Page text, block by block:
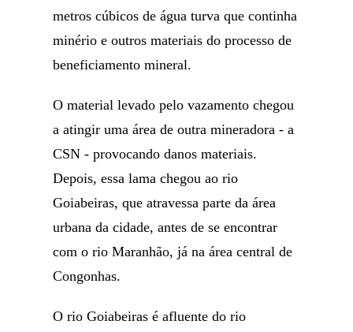
metros cúbicos de água turva que continha
minério e outros materiais do processo de
beneficiamento mineral.
O material levado pelo vazamento chegou
a atingir uma área de outra mineradora - a
CSN - provocando danos materiais.
Depois, essa lama chegou ao rio
Goiabeiras, que atravessa parte da área
urbana da cidade, antes de se encontrar
com o rio Maranhão, já na área central de
Congonhas.
O rio Goiabeiras é afluente do rio